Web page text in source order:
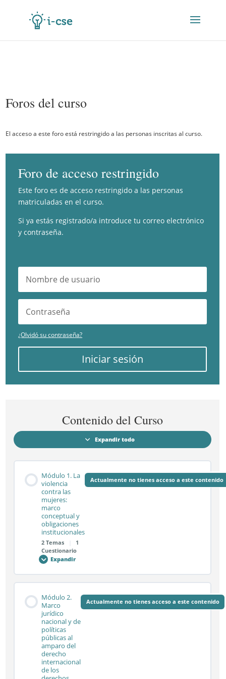
Foros del curso
El acceso a este foro está restringido a las personas inscritas al curso.
Foro de acceso restringido
Este foro es de acceso restringido a las personas
matriculadas en el curso.
Si ya estás registrado/a introduce tu correo electrónico
y contraseña.
¿Olvidó su contraseña?
Iniciar sesión
Contenido del Curso
Expandir todo
Módulos
Módulo 1. La
violencia
contra las
mujeres:
marco
conceptual y
obligaciones
institucionales
2 Temas
1
Cuestionario
Actualmente no tienes acceso a este contenido
Expandir
Módulo
La
violencia
las
mujeres:
marco
conceptual
y
obligaciones
institucionales
0% COMPLETADO 0/2 pasos
Sesión síncrona 1.1
Sesión síncrona 1.2
Módulo 2.
Marco
jurídico
nacional y de
políticas
públicas al
amparo del
derecho
internacional
de los
Actualmente no tienes acceso a este contenido